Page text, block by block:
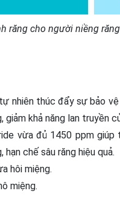
răng cho người niềng
nhiên thúc đẩy sự bảo
khả năng lan truyền
vừa đủ 1450 ppm giúp
hạn chế sâu răng hiệu quả.
hôi miệng.
miệng.